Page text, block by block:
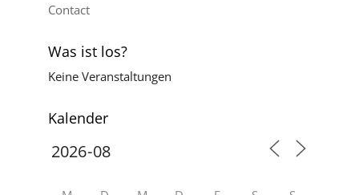
Contact
Was ist los?
Keine Veranstaltungen
Kalender